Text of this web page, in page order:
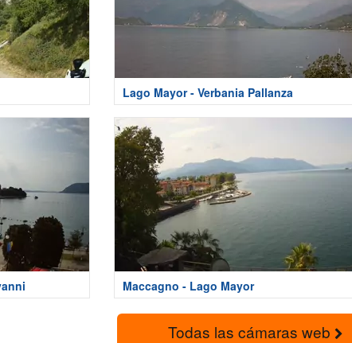
Lago Mayor - Verbania Pallanza
Maccagno - Lago Mayor
Todas las cámaras web